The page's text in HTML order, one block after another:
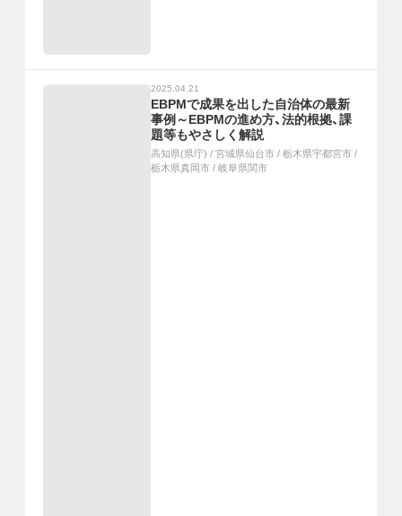
2025.04.21
EBPMで成果を出した自治体の最新
事例～EBPMの進め方、法的根拠、課
題等もやさしく解説
高知県(県庁) / 宮城県仙台市 / 栃木県宇都宮市 /
栃木県真岡市 / 岐阜県関市